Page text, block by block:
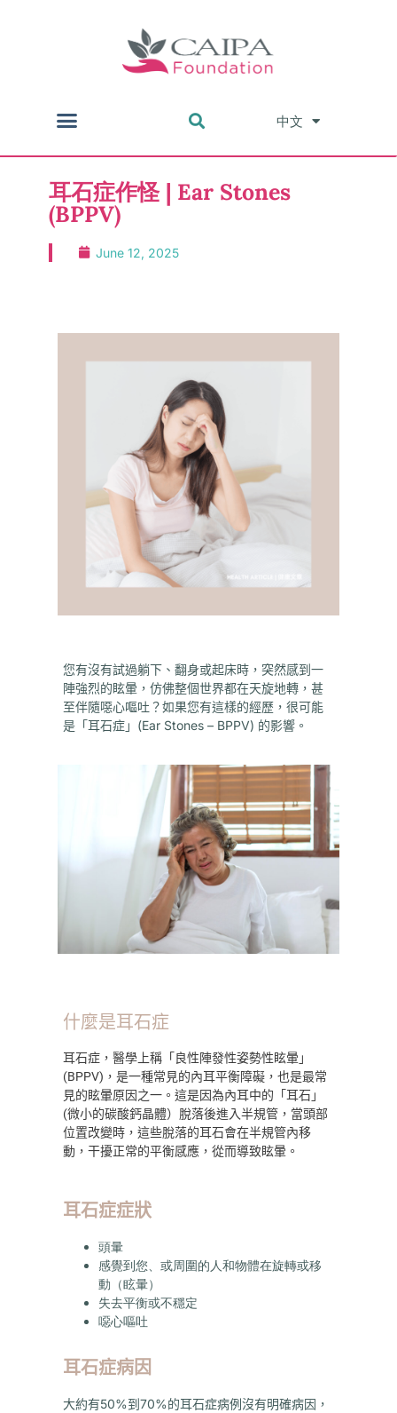
中文
English
耳石症作怪 | Ear Stones
(BPPV)
June 12, 2025
您有沒有試過躺下、翻身或起床時，突然感到一
陣強烈的眩暈，仿佛整個世界都在天旋地轉，甚
至伴隨噁心嘔吐？如果您有這樣的經歷，很可能
是「耳石症」(Ear Stones – BPPV) 的影響。
什麼是耳石症
耳石症，醫學上稱「良性陣發性姿勢性眩暈」
(BPPV)，是一種常見的內耳平衡障礙，也是最常
見的眩暈原因之一。這是因為內耳中的「耳石」
(微小的碳酸鈣晶體）脫落後進入半規管，當頭部
位置改變時，這些脫落的耳石會在半規管內移
動，干擾正常的平衡感應，從而導致眩暈。
耳石症症狀
頭暈
感覺到您、或周圍的人和物體在旋轉或移
動（眩暈）
失去平衡或不穩定
噁心嘔吐
耳石症病因
大約有50%到70%的耳石症病例沒有明確病因，